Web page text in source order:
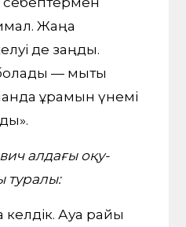
Жаңа
де заңды.
— мықты
құрамын үнемі
алдағы оқу-
туралы:
келдік. Ауа райы